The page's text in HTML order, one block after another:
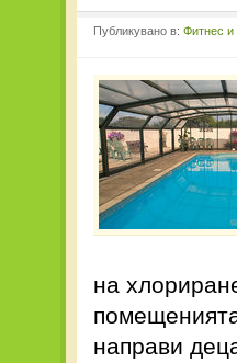
Публикувано в: Фитнес и
на
направи